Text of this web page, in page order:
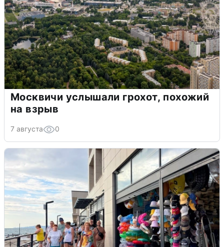
Москвичи услышали грохот, похожий
на взрыв
7 августа 0